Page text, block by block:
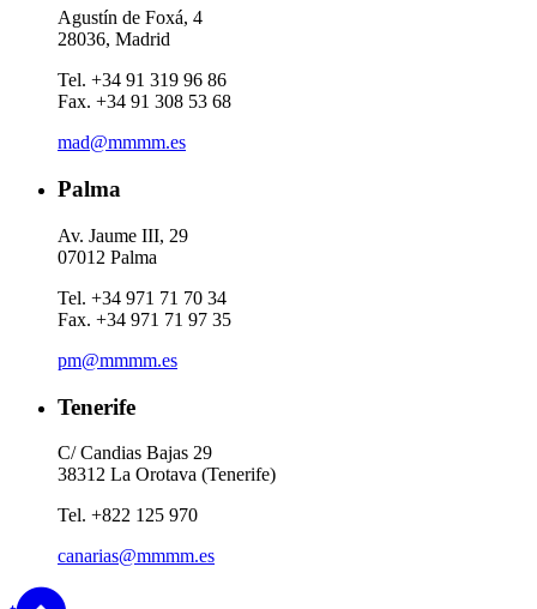
Agustín de Foxá, 4
28036, Madrid
Tel. +34 91 319 96 86
Fax. +34 91 308 53 68
mad@mmmm.es
Palma
Av. Jaume III, 29
07012 Palma
Tel. +34 971 71 70 34
Fax. +34 971 71 97 35
pm@mmmm.es
Tenerife
C/ Candias Bajas 29
38312 La Orotava (Tenerife)
Tel. +822 125 970
canarias@mmmm.es